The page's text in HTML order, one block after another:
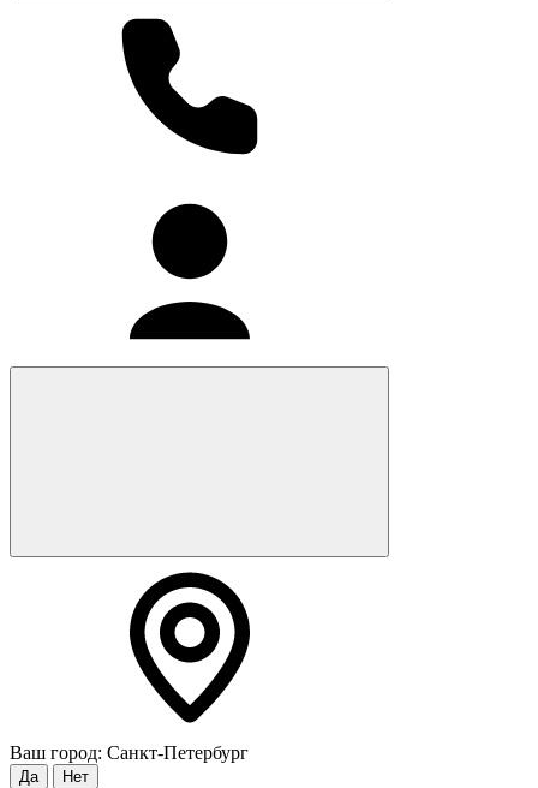
Ваш город: Санкт-Петербург
Да Нет